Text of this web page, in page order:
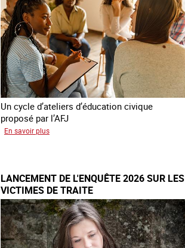
Un cycle d’ateliers d’éducation civique
proposé par l’AFJ
En savoir plus
victime
de
traite
et
citoyenne
LANCEMENT DE L'ENQUÊTE 2026 SUR LES
VICTIMES DE TRAITE